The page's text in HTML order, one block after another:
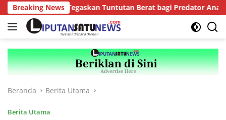
Langsung
ke
konten
Breaking News
Tegaskan Tuntutan Berat bagi Predator Anak,
Beranda Berita Utama
Berita Utama